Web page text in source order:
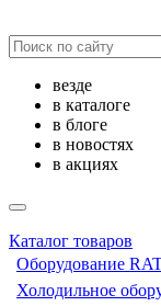
везде
в каталоге
в блоге
в новостях
в акциях
Каталог товаров
Оборудование
Холодильное